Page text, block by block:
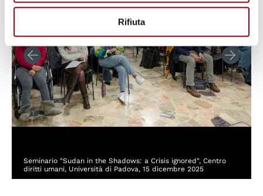
Rifiuta
Seminario "Sudan in the Shadows: a Crisis ignored", Centro
diritti umani, Università di Padova, 15 dicembre 2025